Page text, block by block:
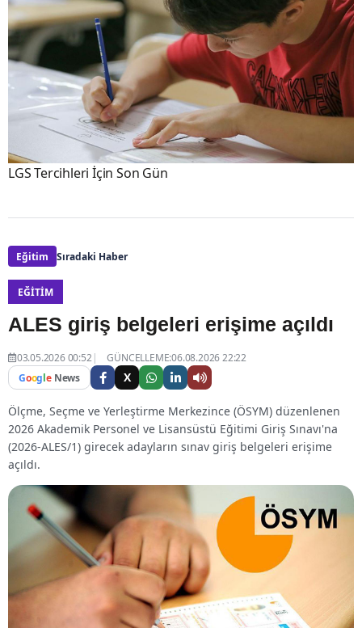
LGS Tercihleri İçin Son Gün
Eğitim Sıradaki Haber
EĞITIM
ALES giriş belgeleri erişime açıldı
03.05.2026 00:52
GÜNCELLEME:06.08.2026 22:22
Google News X
Ölçme, Seçme ve Yerleştirme Merkezince (ÖSYM) düzenlenen
2026 Akademik Personel ve Lisansüstü Eğitimi Giriş Sınavı'na
(2026-ALES/1) girecek adayların sınav giriş belgeleri erişime
açıldı.